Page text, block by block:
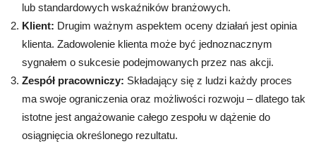
lub standardowych wskaźników branżowych.
Klient: Drugim ważnym aspektem oceny działań jest opinia
klienta. Zadowolenie klienta może być jednoznacznym
sygnałem o sukcesie podejmowanych przez nas akcji.
Zespół pracowniczy: Składający się z ludzi każdy proces
ma swoje ograniczenia oraz możliwości rozwoju – dlatego tak
istotne jest angażowanie całego zespołu w dążenie do
osiągnięcia określonego rezultatu.